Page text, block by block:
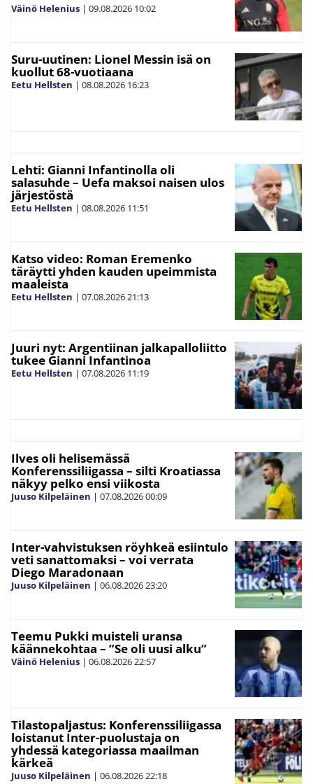
Väinö Helenius | 09.08.2026 10:02
Suru-uutinen: Lionel Messin isä on
kuollut 68-vuotiaana
Eetu Hellsten | 08.08.2026 16:23
Lehti: Gianni Infantinolla oli
salasuhde – Uefa maksoi naisen ulos
järjestöstä
Eetu Hellsten | 08.08.2026 11:51
Katso video: Roman Eremenko
täräytti yhden kauden upeimmista
maaleista
Eetu Hellsten | 07.08.202621:13
Juuri nyt: Argentiinan jalkapalloliitto
tukee Gianni Infantinoa
Eetu Hellsten | 07.08.2026 11:19
Ilves oli helisemässä
Konferenssiliigassa – silti Kroatiassa
näkyy pelko ensi viikosta
Juuso Kilpeläinen | 07.08.202600:09
Inter-vahvistuksen röyhkeä esiintulo
veti sanattomaksi – voi verrata
Diego Maradonaan
Juuso Kilpeläinen | 06.08.202623:20
Teemu Pukki muisteli uransa
käännekohtaa – ”Se oli uusi alku”
Väinö Helenius | 06.08.202622:57
Tilastopaljastus: Konferenssiliigassa
loistanut Inter-puolustaja on
yhdessä kategoriassa maailman
kärkeä
Juuso Kilpeläinen | 06.08.202622:18